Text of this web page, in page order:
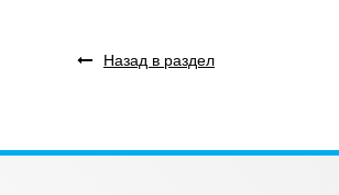
Назад в раздел